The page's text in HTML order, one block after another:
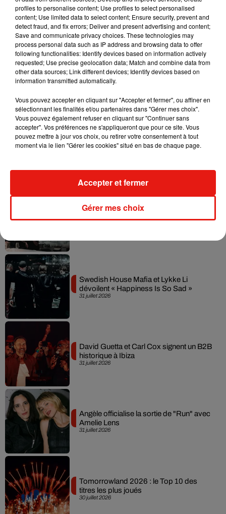
plus intimes :la chansonHeart Wants What It Wants
les traitements, et maintenant, je chanteWolvesce
dimanche ».
Elle est magnifique�x܍#AMAs
#SelenaxAMAs
pic.twitter.com/3y0dC2SNGk
— �~� lise�ܽ (@bieberwolfies)
Selena Gomez and Marshmello performing Wolves.
#AMAs
pic.twitter.com/a69ZCpG1Of
— Stav (@Stav_Per)20 novembre 2017
Fred again.. et Latin Mafia dévoilent enfin
leur mixtape créée en...
31 juillet 2026
Swedish House Mafia et Lykke Li
dévoilent « Happiness Is So Sad »
31 juillet 2026
David Guetta et Carl Cox signent un B2B
historique à Ibiza
31 juillet 2026
Angèle officialise la sortie de "Run" avec
Amelie Lens
30 juillet 2026
Tomorrowland 2026 : le Top 10 des
titres les plus joués
profiles to personalise content; Use profiles to select personalised
content; Use limited data to select content; Ensure security, prevent and
detect fraud, and fix errors; Deliver and present advertising and content;
Save and communicate privacy choices. These technologies may
process personal data such as IP address and browsing data to offer
following functionalities: Identify devices based on information actively
requested; Use precise geolocation data; Match and combine data from
other data sources; Link different devices; Identify devices based on
information transmitted automatically.
Vous pouvez accepter en cliquant sur "Accepter et fermer", ou affiner en
sélectionnant les finalités et/ou partenaires dans "Gérer mes choix".
Vous pouvez également refuser en cliquant sur "Continuer sans
accepter". Vos préférences ne s'appliqueront que pour ce site. Vous
pouvez mettre à jour vos choix, ou retirer votre consentement à tout
moment via le lien "Gérer les cookies" situé en bas de chaque page.
Gérer mes choix
Accepter et fermer